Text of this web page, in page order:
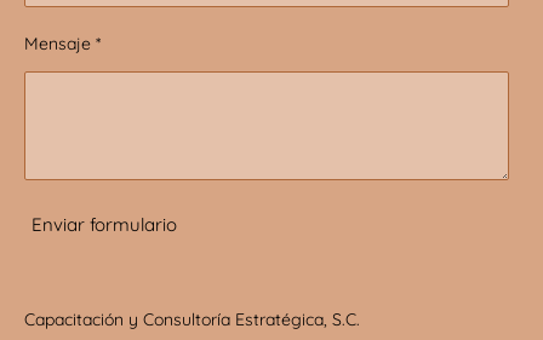
Mensaje *
Enviar formulario
Capacitación y Consultoría Estratégica, S.C.